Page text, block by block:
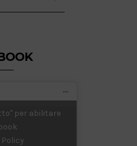
per abilitare
Policy